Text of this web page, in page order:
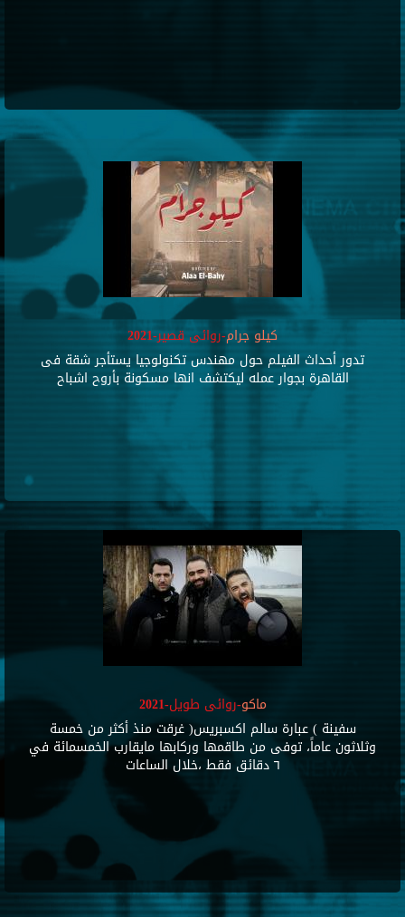
كيلو جرام-روائى قصير-2021
تدور أحداث الفيلم حول مهندس تكنولوجيا يستأجر شقة فى
القاهرة بجوار عمله ليكتشف انها مسكونة بأروح اشباح
ماكو-روائى طويل-2021
سفينة ) عبارة سالم اكسبريس( غرقت منذ أكثر من خمسة
وثلاثون عاماً، توفى من طاقمها وركابها مايقارب الخمسمائة في
٦ دقائق فقط ،خلال الساعات